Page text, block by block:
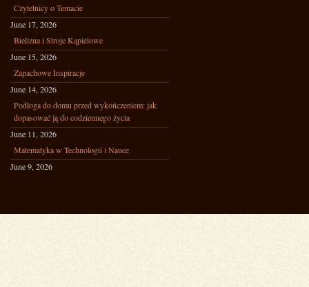
Czytelnicy o Temacie
June 17, 2026
Bielizna i Stroje Kąpielowe
June 15, 2026
Zapachowe Inspiracje
June 14, 2026
Podłoga do domu przed wykończeniem: jak
dopasować ją do codziennego życia
June 11, 2026
Matematyka w Technologii i Nauce
June 9, 2026